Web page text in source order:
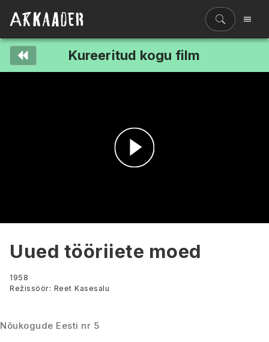
Kureeritud kogu film
Esita
Uued tööriiete moed
1958
Režissöör: Reet Kasesalu
Nõukogude Eesti nr 5
Filmiriiul
Kureeritud kogud
Hinnad
ENG